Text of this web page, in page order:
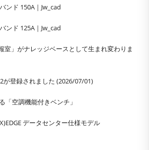
ンド 150A｜Jw_cad
ンド 125A｜Jw_cad
室」がナレッジベースとして生まれ変わりま
が登録されました (2026/07/01)
空調機能付きベンチ」
データセンター仕様モデル